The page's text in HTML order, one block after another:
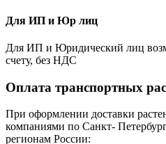
Для ИП и Юр лиц
Для ИП и Юридический лиц
счету, без НДС
Оплата транспортных
При оформлении доставки
компаниями по Санкт-
регионам России: